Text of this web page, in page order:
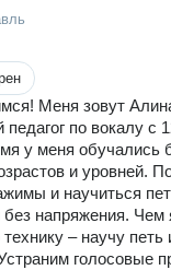
Меня зовут
по вокалу с
у меня обучались
и уровней.
и научиться
без напряжения. Чем
– научу петь
голосовые